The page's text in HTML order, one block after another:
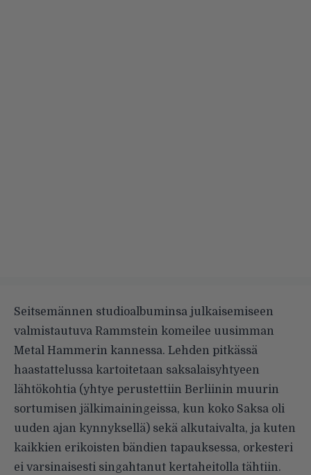
Seitsemännen studioalbuminsa julkaisemiseen
valmistautuva Rammstein komeilee uusimman
Metal Hammerin kannessa. Lehden pitkässä
haastattelussa kartoitetaan saksalaisyhtyeen
lähtökohtia (yhtye perustettiin Berliinin muurin
sortumisen jälkimainingeissa, kun koko Saksa oli
uuden ajan kynnyksellä) sekä alkutaivalta, ja kuten
kaikkien erikoisten bändien tapauksessa, orkesteri
ei varsinaisesti singahtanut kertaheitolla tähtiin.